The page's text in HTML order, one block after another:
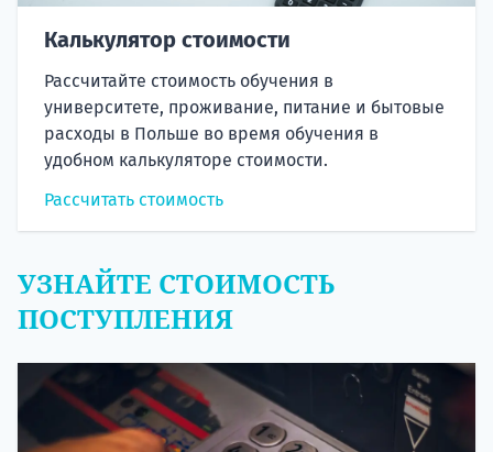
Калькулятор стоимости
Рассчитайте стоимость обучения в
университете, проживание, питание и бытовые
расходы в Польше во время обучения в
удобном калькуляторе стоимости.
Рассчитать стоимость
УЗНАЙТЕ СТОИМОСТЬ
ПОСТУПЛЕНИЯ